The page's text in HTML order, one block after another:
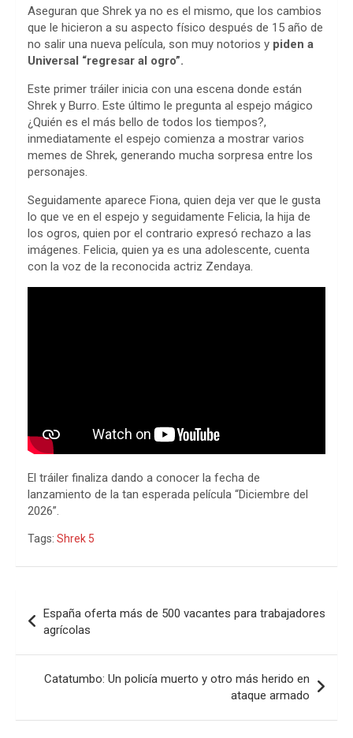
o
o
A
p
d
s
Aseguran que Shrek ya no es el mismo, que los cambios
que le hicieron a su aspecto físico después de 15 año de
no salir una nueva película, son muy notorios y piden a
Universal “regresar al ogro”.
Este primer tráiler inicia con una escena donde están
Shrek y Burro. Este último le pregunta al espejo mágico
¿Quién es el más bello de todos los tiempos?,
inmediatamente el espejo comienza a mostrar varios
memes de Shrek, generando mucha sorpresa entre los
personajes.
Seguidamente aparece Fiona, quien deja ver que le gusta
lo que ve en el espejo y seguidamente Felicia, la hija de
los ogros, quien por el contrario expresó rechazo a las
imágenes. Felicia, quien ya es una adolescente, cuenta
con la voz de la reconocida actriz Zendaya.
El tráiler finaliza dando a conocer la fecha de
lanzamiento de la tan esperada película “Diciembre del
2026”.
Tags: Shrek 5
de
entradas
España oferta más de 500 vacantes para trabajadores
agrícolas
Catatumbo: Un policía muerto y otro más herido en
ataque armado